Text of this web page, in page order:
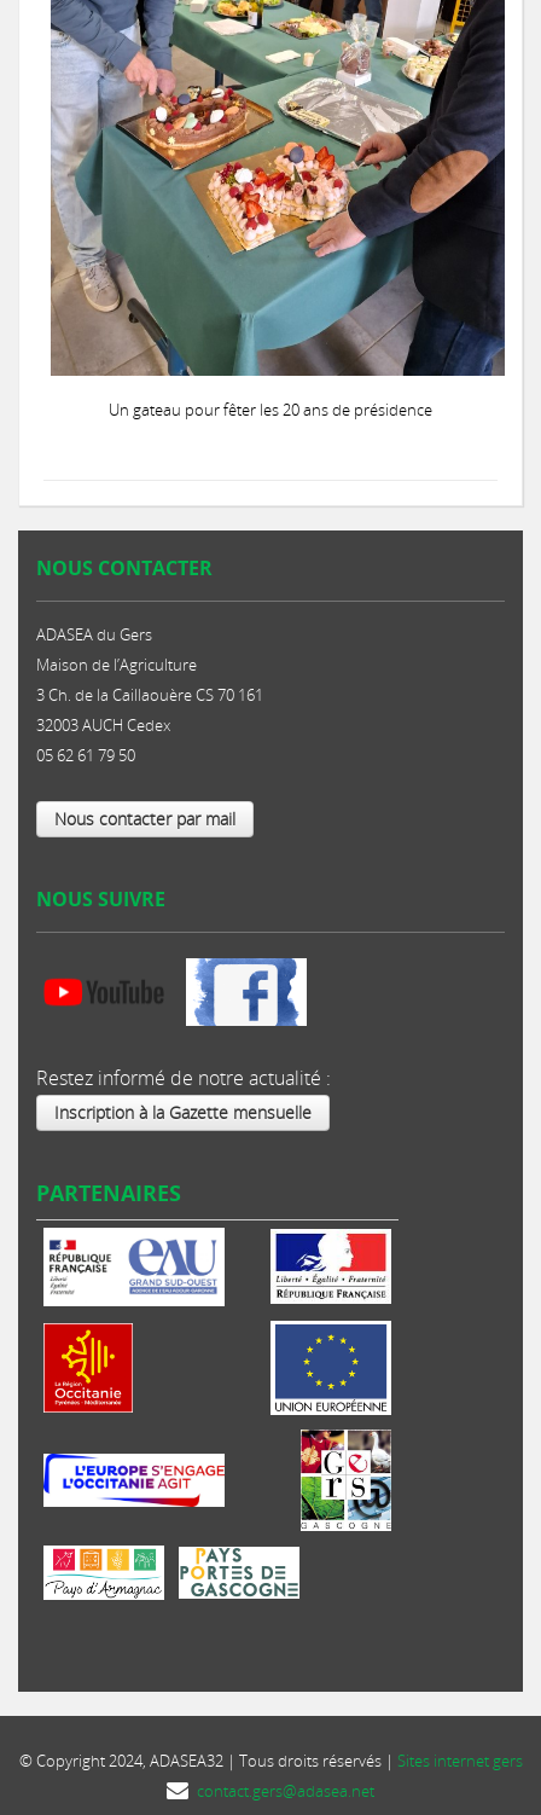
Un gateau pour fêter les 20 ans de présidence
NOUS CONTACTER
ADASEA du Gers
Maison de l’Agriculture
3 Ch. de la Caillaouère CS 70 161
32003 AUCH Cedex
05 62 61 79 50
Nous contacter par mail
NOUS SUIVRE
Restez informé de notre actualité :
Inscription à la Gazette mensuelle
PARTENAIRES
© Copyright 2024, ADASEA32 | Tous droits réservés | Sites internet gers
contact.gers@adasea.net